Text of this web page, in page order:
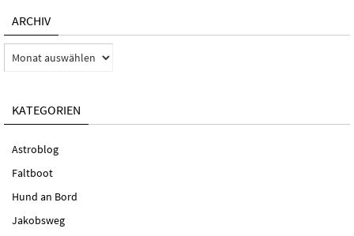
ARCHIV
Archiv
KATEGORIEN
Astroblog
Faltboot
Hund an Bord
Jakobsweg